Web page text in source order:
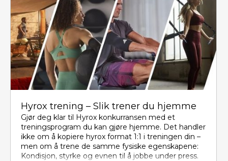
Hyrox trening – Slik trener du hjemme
Gjør deg klar til Hyrox konkurransen med et
treningsprogram du kan gjøre hjemme. Det handler
ikke om å kopiere hyrox format 1:1 i treningen din –
men om å trene de samme fysiske egenskapene:
Kondisjon, styrke og evnen til å jobbe under press.